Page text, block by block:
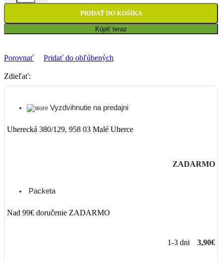
PRIDAŤ DO KOŠÍKA
Kúpiť teraz
Porovnať Pridať do obľúbených
Zdieľať:
Vyzdvihnutie na predajni
Uherecká 380/129, 958 03 Malé Uherce
ZADARMO
Packeta
Nad 99€ doručenie ZADARMO
1-3 dni 3,90€